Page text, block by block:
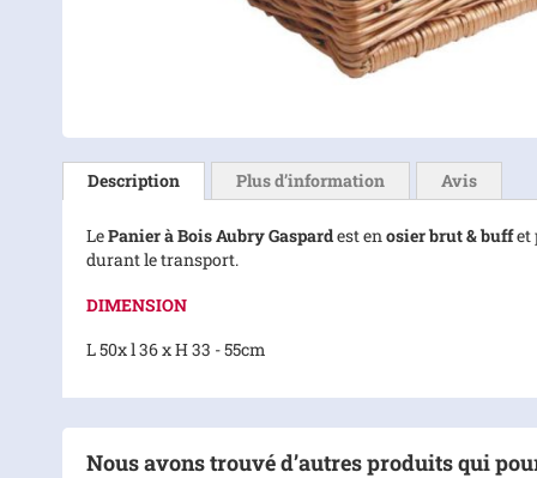
the
beginning
the
images
Description
LePanier à Bois Aubry Gaspardest enosier brut & buffet
durant le transport.
DIMENSION
L 50x l 36 x H 33 - 55cm
Plus d’information Avis
Nous avons trouvé d’autres produits qui